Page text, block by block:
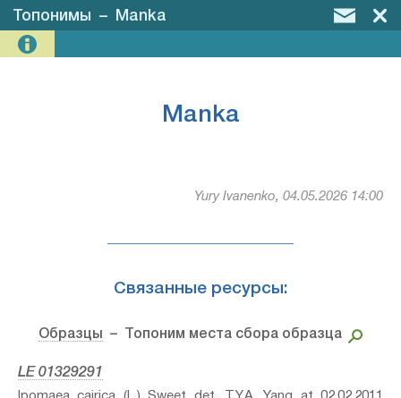
Топонимы – Manka
Manka
Yury Ivanenko, 04.05.2026 14:00
Связанные ресурсы:
Образцы – Топоним места сбора образца
LE 01329291